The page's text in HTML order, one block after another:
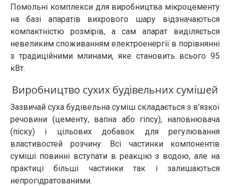
Помольні комплекси для виробництва мікроцементу
на базі апаратів вихрового шару відзначаються
компактністю розмірів, а сам апарат виділяється
невеликим споживанням електроенергії в порівнянні
з традиційними млинами, яке становить всього 95
кВт.
Виробництво сухих будівельних сумішей
Зазвичай суха будівельна суміш складається з в’язкої
речовини (цементу, вапна або гіпсу), наповнювача
(піску) і цільових добавок для регулювання
властивостей розчину. Всі частинки компонентів
суміші повинні вступати в реакцію з водою, але на
практиці більші частинки так і залишаються
непрогідратованими.